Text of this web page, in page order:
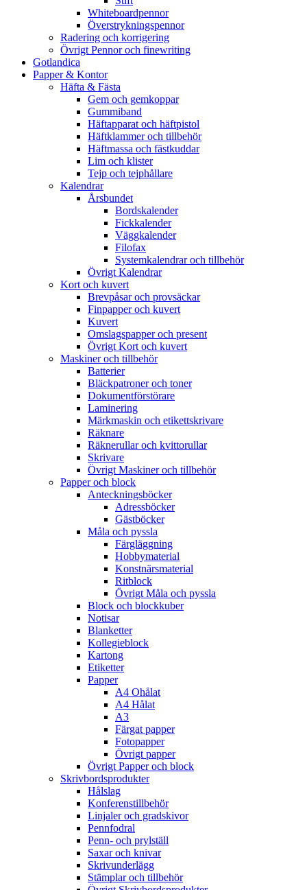
Whiteboardpennor
Överstrykningspennor
Radering och korrigering
Övrigt Pennor och finewriting
Gotlandica
Papper & Kontor
Häfta & Fästa
Gem och gemkoppar
Gummiband
Häftapparat och häftpistol
Häftklammer och tillbehör
Häftmassa och fästkuddar
Lim och klister
Tejp och tejphållare
Kalendrar
Årsbundet
Bordskalender
Fickkalender
Väggkalender
Filofax
Systemkalendrar och tillbehör
Övrigt Kalendrar
Kort och kuvert
Brevpåsar och provsäckar
Finpapper och kuvert
Kuvert
Omslagspapper och present
Övrigt Kort och kuvert
Maskiner och tillbehör
Batterier
Bläckpatroner och toner
Dokumentförstörare
Laminering
Märkmaskin och etikettskrivare
Räknare
Räknerullar och kvittorullar
Skrivare
Övrigt Maskiner och tillbehör
Papper och block
Anteckningsböcker
Adressböcker
Gästböcker
Måla och pyssla
Färgläggning
Hobbymaterial
Konstnärsmaterial
Ritblock
Övrigt Måla och pyssla
Block och blockkuber
Notisar
Blanketter
Kollegieblock
Kartong
Etiketter
Papper
A4 Ohålat
A4 Hålat
A3
Färgat papper
Fotopapper
Övrigt papper
Övrigt Papper och block
Skrivbordsprodukter
Hålslag
Konferenstillbehör
Linjaler och gradskivor
Pennfodral
Penn- och prylställ
Saxar och knivar
Skrivunderlägg
Stämplar och tillbehör